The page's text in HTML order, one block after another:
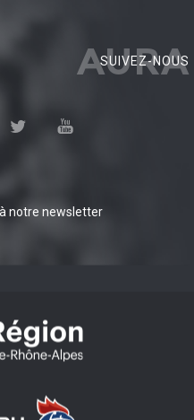
AURA
SUIVEZ-NOUS
notre newsletter